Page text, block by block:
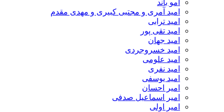
امو باند
امید آمری و مجتبی کبیری و مهدى مقدم
امید ترابی
امید تقی پور
امید جهان
امید خسروجردی
امید علومی
امید نفری
امید یوسفی
امیر احسان
امیر اسماعیل صدفی
امیر اولی